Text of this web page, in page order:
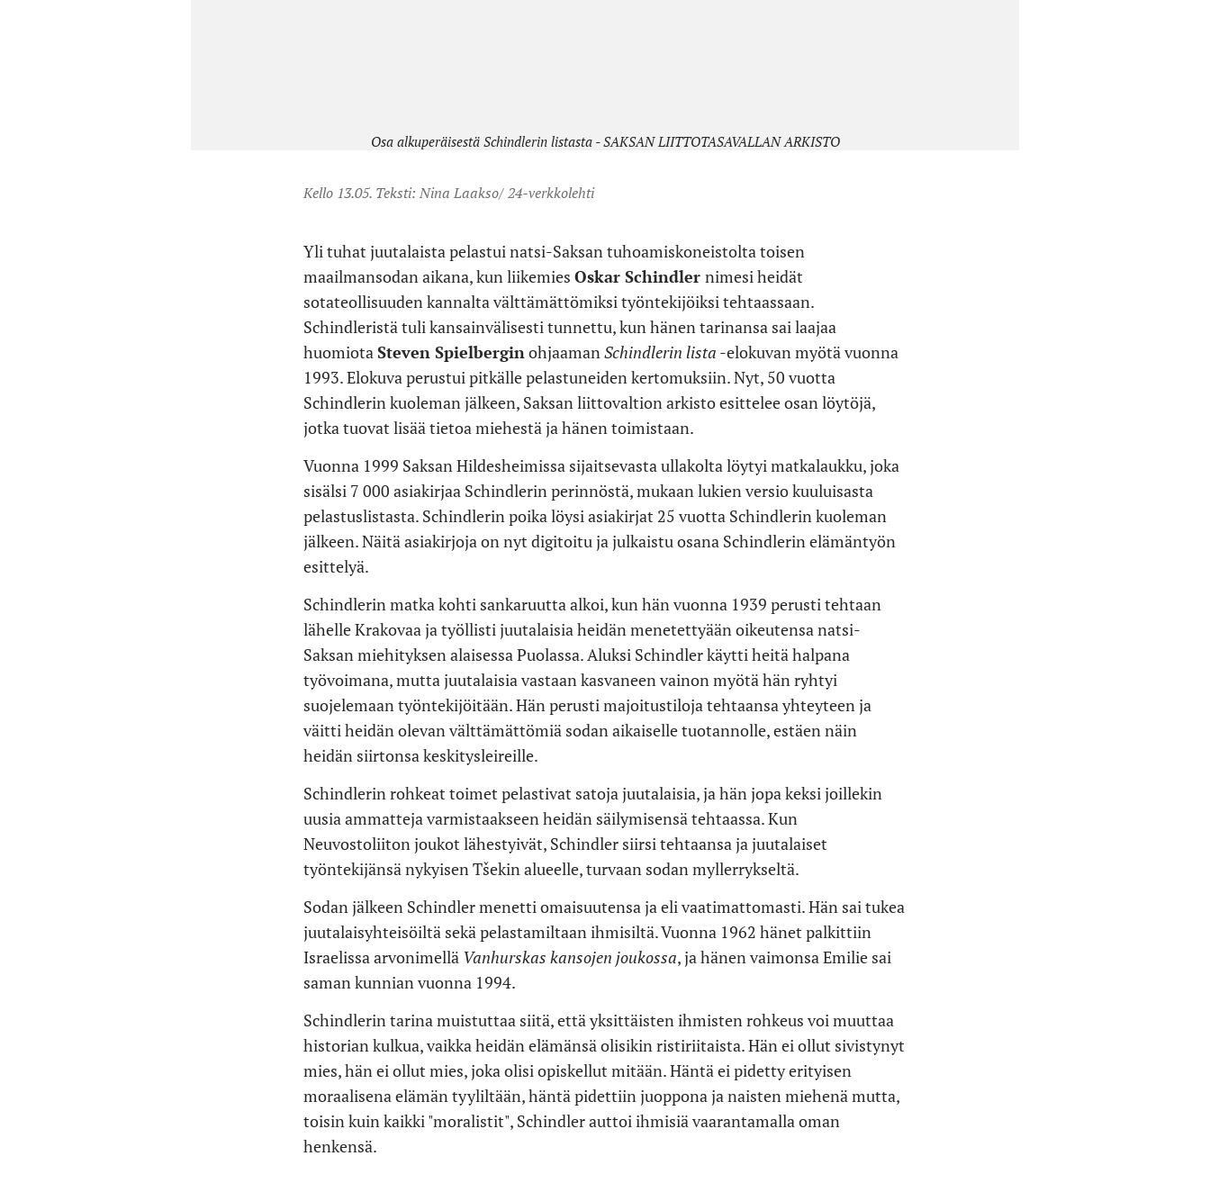
Osa alkuperäisestä Schindlerin listasta - SAKSAN LIITTOTASAVALLAN ARKISTO
Kello 13.05. Teksti: Nina Laakso/ 24-verkkolehti
Yli tuhat juutalaista pelastui natsi-Saksan tuhoamiskoneistolta toisen
maailmansodan aikana, kun liikemies Oskar Schindler nimesi heidät
sotateollisuuden kannalta välttämättömiksi työntekijöiksi tehtaassaan.
Schindleristä tuli kansainvälisesti tunnettu, kun hänen tarinansa sai laajaa
huomiota Steven Spielbergin ohjaaman Schindlerin lista -elokuvan myötä vuonna
1993. Elokuva perustui pitkälle pelastuneiden kertomuksiin. Nyt, 50 vuotta
Schindlerin kuoleman jälkeen, Saksan liittovaltion arkisto esittelee osan löytöjä,
jotka tuovat lisää tietoa miehestä ja hänen toimistaan.
Vuonna 1999 Saksan Hildesheimissa sijaitsevasta ullakolta löytyi matkalaukku, joka
sisälsi 7 000 asiakirjaa Schindlerin perinnöstä, mukaan lukien versio kuuluisasta
pelastuslistasta. Schindlerin poika löysi asiakirjat 25 vuotta Schindlerin kuoleman
jälkeen. Näitä asiakirjoja on nyt digitoitu ja julkaistu osana Schindlerin elämäntyön
esittelyä.
Schindlerin matka kohti sankaruutta alkoi, kun hän vuonna 1939 perusti tehtaan
lähelle Krakovaa ja työllisti juutalaisia heidän menetettyään oikeutensa natsi-
Saksan miehityksen alaisessa Puolassa. Aluksi Schindler käytti heitä halpana
työvoimana, mutta juutalaisia vastaan kasvaneen vainon myötä hän ryhtyi
suojelemaan työntekijöitään. Hän perusti majoitustiloja tehtaansa yhteyteen ja
väitti heidän olevan välttämättömiä sodan aikaiselle tuotannolle, estäen näin
heidän siirtonsa keskitysleireille.
Schindlerin rohkeat toimet pelastivat satoja juutalaisia, ja hän jopa keksi joillekin
uusia ammatteja varmistaakseen heidän säilymisensä tehtaassa. Kun
Neuvostoliiton joukot lähestyivät, Schindler siirsi tehtaansa ja juutalaiset
työntekijänsä nykyisen Tšekin alueelle, turvaan sodan myllerrykseltä.
Sodan jälkeen Schindler menetti omaisuutensa ja eli vaatimattomasti. Hän sai tukea
juutalaisyhteisöiltä sekä pelastamiltaan ihmisiltä. Vuonna 1962 hänet palkittiin
Israelissa arvonimellä Vanhurskas kansojen joukossa, ja hänen vaimonsa Emilie sai
saman kunnian vuonna 1994.
Schindlerin tarina muistuttaa siitä, että yksittäisten ihmisten rohkeus voi muuttaa
historian kulkua, vaikka heidän elämänsä olisikin ristiriitaista. Hän ei ollut sivistynyt
mies, hän ei ollut mies, joka olisi opiskellut mitään. Häntä ei pidetty erityisen
moraalisena elämän tyyliltään, häntä pidettiin juoppona ja naisten miehenä mutta,
toisin kuin kaikki "moralistit", Schindler auttoi ihmisiä vaarantamalla oman
henkensä.